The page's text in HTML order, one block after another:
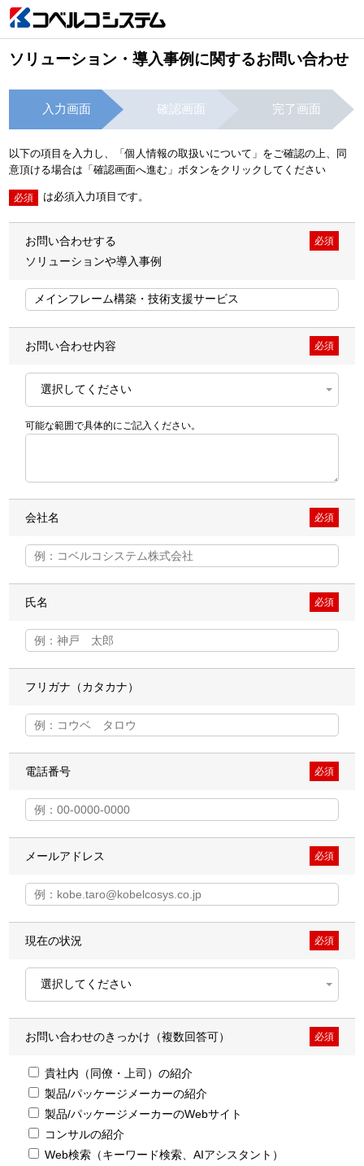
ソリューション・導入事例に関するお問い合わせ
入力画面 確認画面 完了画面
以下の項目を入力し、「個人情報の取扱いについて」をご確認の上、同
意頂ける場合は「確認画面へ進む」ボタンをクリックしてください
必須 は必須入力項目です。
必須
お問い合わせする
ソリューションや導入事例
必須
お問い合わせ内容
可能な範囲で具体的にご記入ください。
必須
会社名
必須
氏名
フリガナ（カタカナ）
必須
電話番号
必須
メールアドレス
必須
現在の状況
必須
お問い合わせのきっかけ（複数回答可）
貴社内（同僚・上司）の紹介
製品/パッケージメーカーの紹介
製品/パッケージメーカーのWebサイト
コンサルの紹介
Web検索（キーワード検索、AIアシスタント）